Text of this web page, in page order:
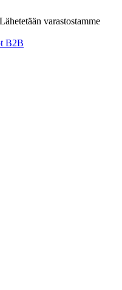
Lähetetään varastostamme
B2B